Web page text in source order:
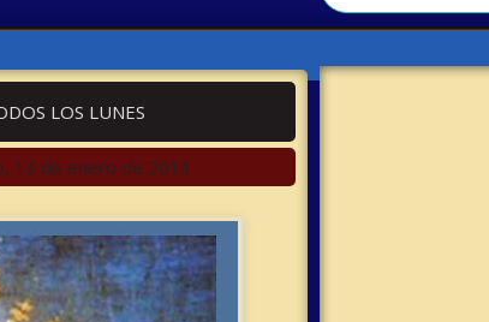
LOS LUNES
13 de enero de 2013